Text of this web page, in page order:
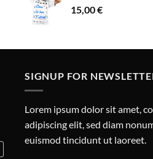
15,00€
SIGNUP FOR
Lorem ipsum dolor sit amet,
adipiscing elit, sed diam
euismod tincidunt ut laoreet.